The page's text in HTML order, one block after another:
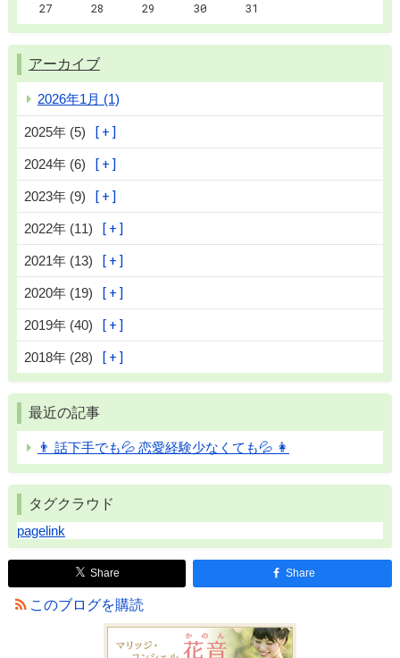
27
28 29 30 31
アーカイブ
2026年1月 (1)
2025年 (5)
2024年 (6)
2023年 (9)
2022年 (11)
2021年 (13)
2020年 (19)
2019年 (40)
2018年 (28)
最近の記事
👨 話下手でも💦 恋愛経験少なくても💦 👩
タグクラウド
pagelink
Share Share
このブログを購読